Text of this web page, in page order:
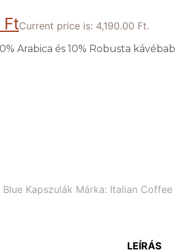
FtCurrent price is: 4,190.00 Ft.
Arabica és 10% Robusta
Kapszulák Márka: Italian Coffee
LEÍRÁS